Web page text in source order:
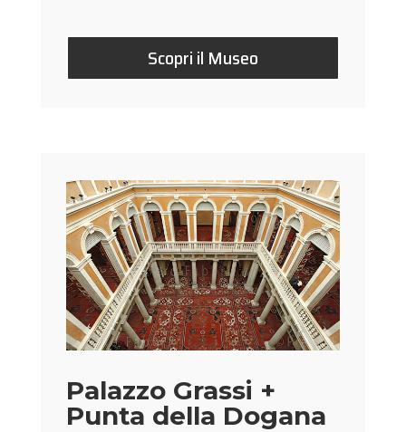
Scopri il Museo
Palazzo Grassi +
Punta della Dogana